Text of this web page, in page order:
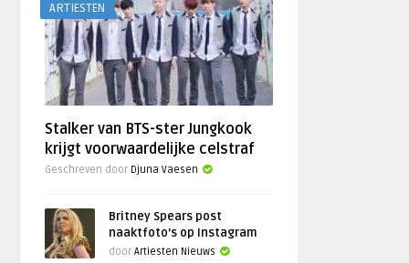
ARTIESTEN
Stalker van BTS-ster Jungkook
krijgt voorwaardelijke celstraf
Geschreven door Djuna Vaesen
Britney Spears post
naaktfoto’s op Instagram
doorArtiesten Nieuws